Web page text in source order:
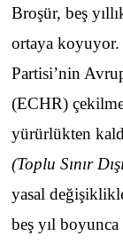
Broşür, beş
ortaya koyuyor.
Partisi’nin
(ECHR)
yürürlükten
(Toplu Sınır
yasal
beş yıl